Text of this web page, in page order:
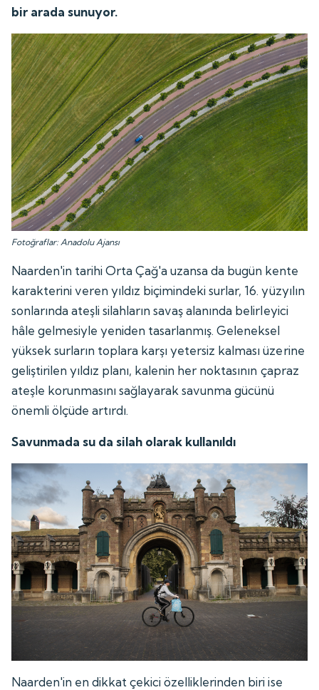
bir arada sunuyor.
Fotoğraflar: Anadolu Ajansı
Naarden'in tarihi Orta Çağ'a uzansa da bugün kente
karakterini veren yıldız biçimindeki surlar, 16. yüzyılın
sonlarında ateşli silahların savaş alanında belirleyici
hâle gelmesiyle yeniden tasarlanmış. Geleneksel
yüksek surların toplara karşı yetersiz kalması üzerine
geliştirilen yıldız planı, kalenin her noktasının çapraz
ateşle korunmasını sağlayarak savunma gücünü
önemli ölçüde artırdı.
Savunmada su da silah olarak kullanıldı
Naarden'in en dikkat çekici özelliklerinden biri ise